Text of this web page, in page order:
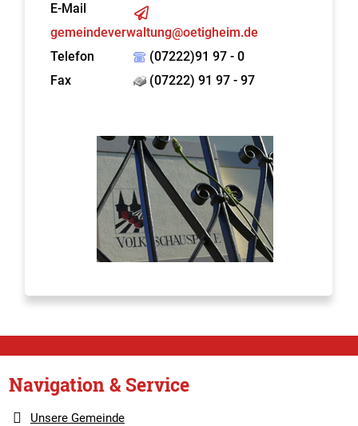
E-Mail
gemeindeverwaltung@oetigheim.de
Telefon
(07222)91 97 - 0
Fax
(07222) 91 97 - 97
Navigation & Service
Unsere Gemeinde